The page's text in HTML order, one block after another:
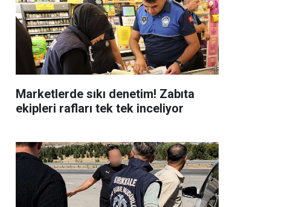
Marketlerde sıkı denetim! Zabıta
ekipleri rafları tek tek inceliyor